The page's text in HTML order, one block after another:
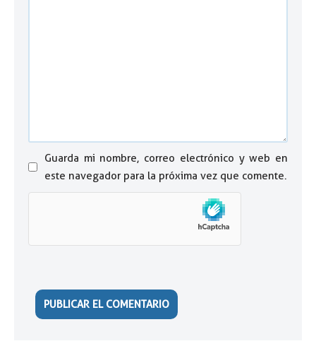
Guarda mi nombre, correo electrónico y web en
este navegador para la próxima vez que comente.